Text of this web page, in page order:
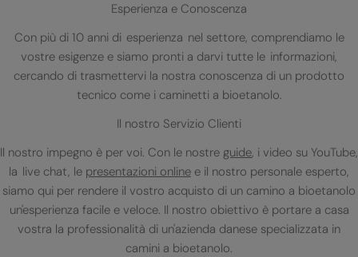
Esperienza e Conoscenza
Con più di 10 anni di esperienza nel settore, comprendiamo le
vostre esigenze e siamo pronti a darvi tutte le informazioni,
cercando di trasmettervi la nostra conoscenza di un prodotto
tecnico come i caminetti a bioetanolo.
Il nostro Servizio Clienti
Il nostro impegno è per voi. Con le nostre guide, i video su YouTube,
la live chat, le presentazioni online e il nostro personale esperto,
siamo qui per rendere il vostro acquisto di un camino a bioetanolo
un'esperienza facile e veloce. Il nostro obiettivo è portare a casa
vostra la professionalità di un'azienda danese specializzata in
camini a bioetanolo.